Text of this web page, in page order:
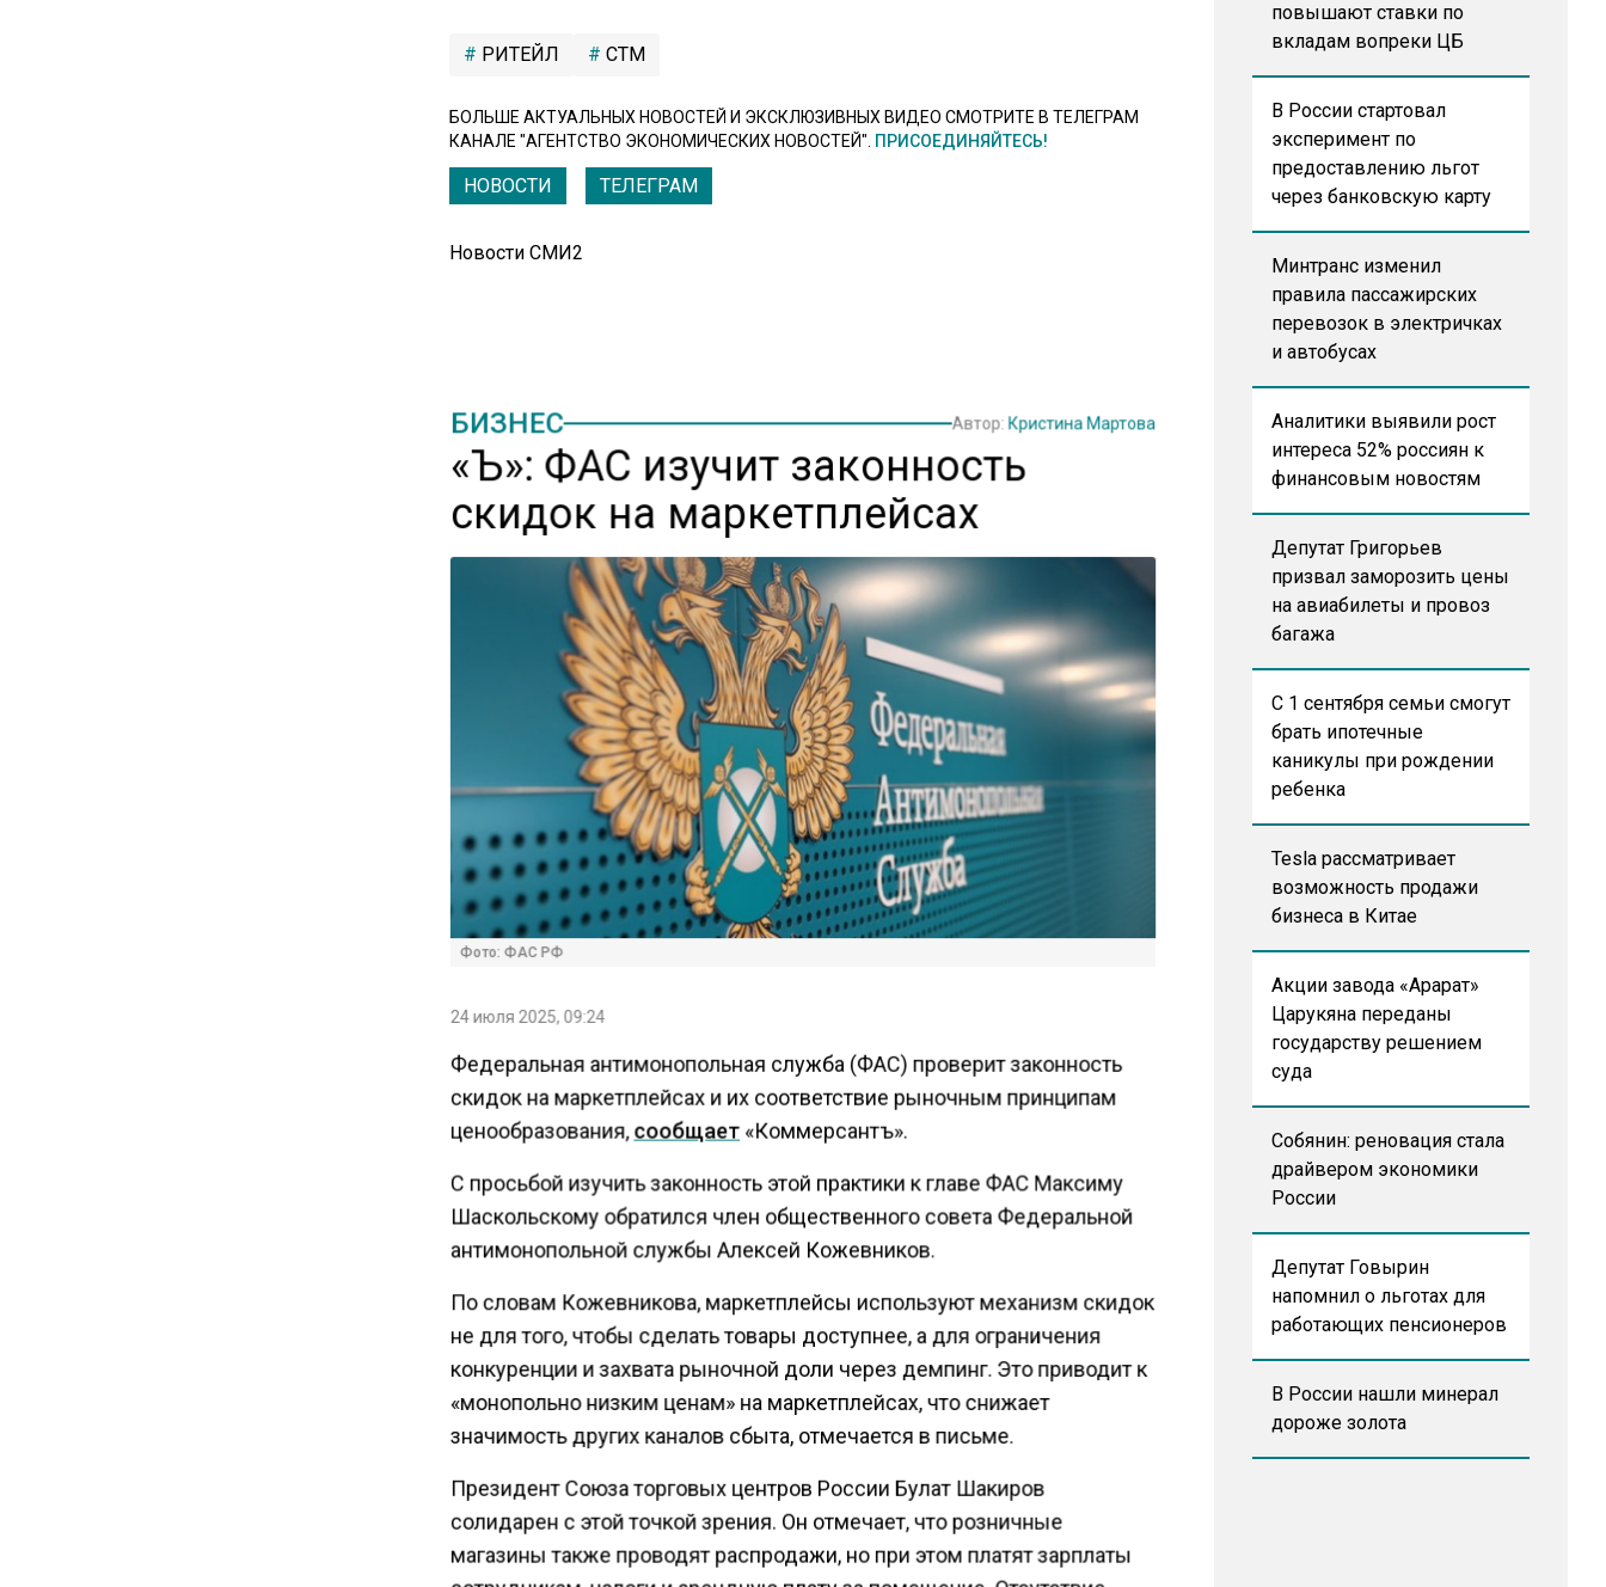
РИТЕЙЛ СТМ
БОЛЬШЕ АКТУАЛЬНЫХ НОВОСТЕЙ И ЭКСКЛЮЗИВНЫХ ВИДЕО СМОТРИТЕ В ТЕЛЕГРАМ
КАНАЛЕ "АГЕНТСТВО ЭКОНОМИЧЕСКИХ НОВОСТЕЙ". ПРИСОЕДИНЯЙТЕСЬ!
НОВОСТИ ТЕЛЕГРАМ
Новости СМИ2
БИЗНЕС Автор: Кристина Мартова
«Ъ»: ФАС изучит законность
скидок на маркетплейсах
Фото: ФАС РФ
24 июля 2025, 09:24
Федеральная антимонопольная служба (ФАС) проверит законность
скидок на маркетплейсах и их соответствие рыночным принципам
ценообразования, сообщает«Коммерсантъ».
С просьбой изучить законность этой практики к главе ФАС Максиму
Шаскольскому обратился член общественного совета Федеральной
антимонопольной службы Алексей Кожевников.
По словам Кожевникова, маркетплейсы используют механизм скидок
не для того, чтобы сделать товары доступнее, а для ограничения
конкуренции и захвата рыночной доли через демпинг. Это приводит к
«монопольно низким ценам» на маркетплейсах, что снижает
значимость других каналов сбыта, отмечается в письме.
Президент Союза торговых центров России Булат Шакиров
солидарен с этой точкой зрения. Он отмечает, что розничные
магазины также проводят распродажи, но при этом платят зарплаты
повышают ставки по
вкладам вопреки ЦБ
В России стартовал
эксперимент по
предоставлению льгот
через банковскую карту
Минтранс изменил
правила пассажирских
перевозок в электричках
и автобусах
Аналитики выявили рост
интереса 52% россиян к
финансовым новостям
Депутат Григорьев
призвал заморозить цены
на авиабилеты и провоз
багажа
С 1 сентября семьи смогут
брать ипотечные
каникулы при рождении
ребенка
Tesla рассматривает
возможность продажи
бизнеса в Китае
Акции завода «Арарат»
Царукяна переданы
государству решением
суда
Собянин: реновация стала
драйвером экономики
России
Депутат Говырин
напомнил о льготах для
работающих пенсионеров
В России нашли минерал
дороже золота